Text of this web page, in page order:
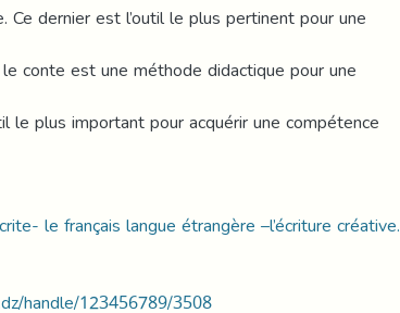
Ce dernier est l’outil le plus pertinent pour une
conte est une méthode didactique pour une
le plus important pour acquérir une compétence
le français langue étrangère –l’écriture créative.
handle/123456789/3508